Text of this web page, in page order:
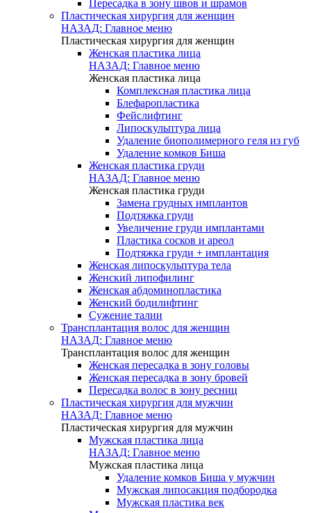
Пересадка в зону швов и шрамов
Пластическая хирургия для женщин
НАЗАД: Главное меню
Пластическая хирургия для женщин
Женская пластика лица
НАЗАД: Главное меню
Женская пластика лица
Комплексная пластика лица
Блефаропластика
Фейслифтинг
Липоскульптура лица
Удаление биополимерного геля из губ
Удаление комков Биша
Женская пластика груди
НАЗАД: Главное меню
Женская пластика груди
Замена грудных имплантов
Подтяжка груди
Увеличение груди имплантами
Пластика сосков и ареол
Подтяжка груди + имплантация
Женская липоскульптура тела
Женский липофилинг
Женская абдоминопластика
Женский бодилифтинг
Сужение талии
Трансплантация волос для женщин
НАЗАД: Главное меню
Трансплантация волос для женщин
Женская пересадка в зону головы
Женская пересадка в зону бровей
Пересадка волос в зону ресниц
Пластическая хирургия для мужчин
НАЗАД: Главное меню
Пластическая хирургия для мужчин
Мужская пластика лица
НАЗАД: Главное меню
Мужская пластика лица
Удаление комков Биша у мужчин
Мужская липосакция подбородка
Мужская пластика век